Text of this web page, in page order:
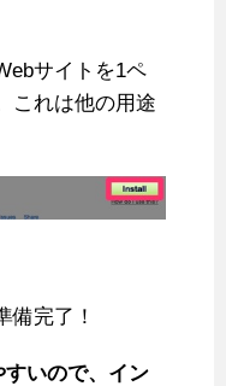
サイトを1ペ
これは他の用途
備完了！
いので、イン